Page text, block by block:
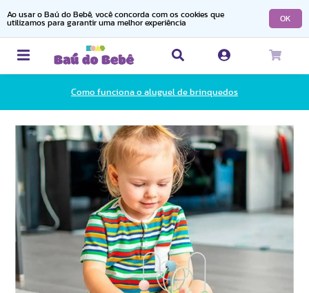
Ao usar o Baú do Bebê, você concorda com os cookies que
utilizamos para garantir uma melhor experiência
OK
Como funciona o aluguel de brinquedos